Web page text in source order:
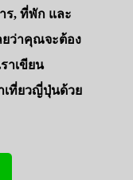
ร, ที่พัก และ
ยว่าคุณจะต้อง
าเขียน
เที่ยวญี่ปุ่นด้วย